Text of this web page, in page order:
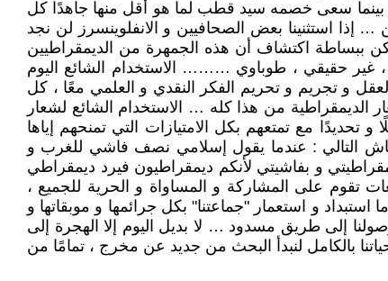
سعى خصمه سيد قطب لما هو أقل منها جاهدًا كل
استثنينا بعض الصحافيين و الانفلوينسرز لن نجد
ببساطة اكتشاف أن هذه الجمهرة من الديمقراطيين
غير حقيقي ، طوباوي ……… الاستخدام الشائع اليوم
و تجريم و تحريم الفكر النقدي و العلمي معًا ، كل
الديمقراطية من هذا كله … الاستخدام الشائع لشعار
تحديدًا مع تمتعهم بكل الامتيازات التي تمنحهم إياها
التالي : عندما يقول إسلامي نصف فاشي للغرب و
و بفاشيتي لأنكم ديمقراطيون فيرد ديمقراطي
على المشاركة و المساواة و الحرية للجميع ،
و استعمار "جماعتنا" بكل جرائمها و موبقاتها و
إلى طريق مسدود … لا بديل اليوم إلا الهجرة إلى
بالكامل لنبدأ البحث من جديد عن مخرج ، تمامًا من